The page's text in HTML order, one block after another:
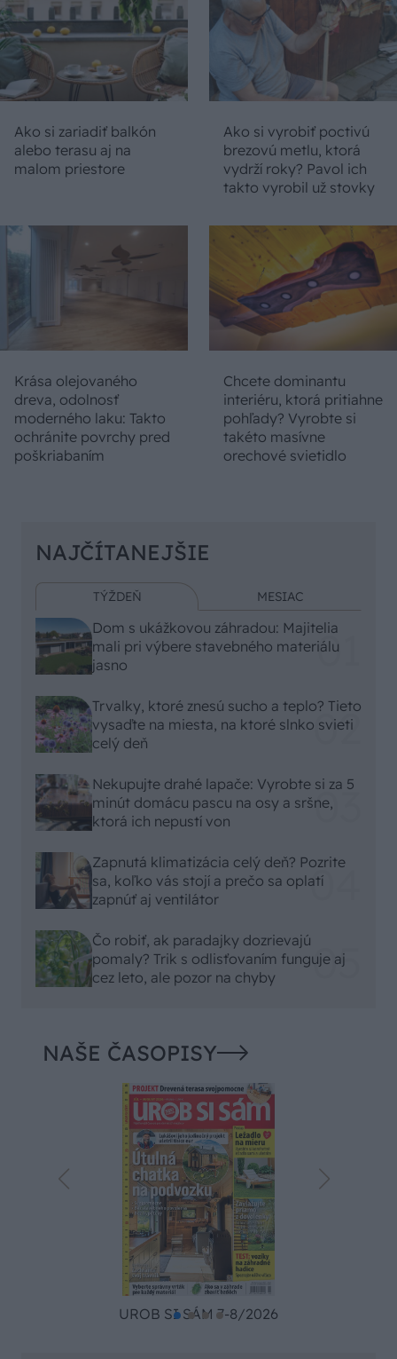
Ako si zariadiť balkón
alebo terasu aj na
malom priestore
Ako si vyrobiť poctivú
brezovú metlu, ktorá
vydrží roky? Pavol ich
takto vyrobil už stovky
Krása olejovaného
dreva, odolnosť
moderného laku: Takto
ochránite povrchy pred
poškriabaním
Chcete dominantu
interiéru, ktorá pritiahne
pohľady? Vyrobte si
takéto masívne
orechové svietidlo
NAJČÍTANEJŠIE
TÝŽDEŇ MESIAC
Dom s ukážkovou záhradou: Majitelia
mali pri výbere stavebného materiálu
jasno
Trvalky, ktoré znesú sucho a teplo? Tieto
vysaďte na miesta, na ktoré slnko svieti
celý deň
Nekupujte drahé lapače: Vyrobte si za 5
minút domácu pascu na osy a sršne,
ktorá ich nepustí von
Zapnutá klimatizácia celý deň? Pozrite
sa, koľko vás stojí a prečo sa oplatí
zapnúť aj ventilátor
Čo robiť, ak paradajky dozrievajú
pomaly? Trik s odlisťovaním funguje aj
cez leto, ale pozor na chyby
NAŠE ČASOPISY
UROB SI SÁM 7-8/2026